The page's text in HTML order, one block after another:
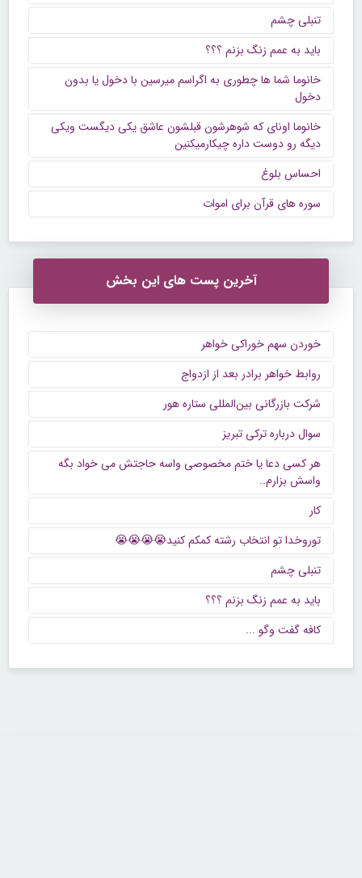
تنبلی چشم
باید به عمم زنگ بزنم ؟؟؟
خانوما شما ها چطوری به اگراسم میرسین با دخول یا بدون
دخول
خانوما اونای که شوهرشون قبلشون عاشق یکی دیگست ویکی
دیگه رو دوست داره چیکارمیکنین
احساس بلوغ
سوره های قرآن برای اموات
آخرین پست های این بخش
خوردن سهم خوراکی خواهر
روابط خواهر برادر بعد از ازدواج
شرکت بازرگانی بین‌المللی ستاره هور
سوال درباره ترکی تبریز
هر کسی دعا یا ختم مخصوصی واسه حاجتش می خواد بگه
واسش بزارم..
کار
توروخدا تو انتخاب رشته کمکم کنید😭😭😭😭
تنبلی چشم
باید به عمم زنگ بزنم ؟؟؟
كافه گفت وگو ...